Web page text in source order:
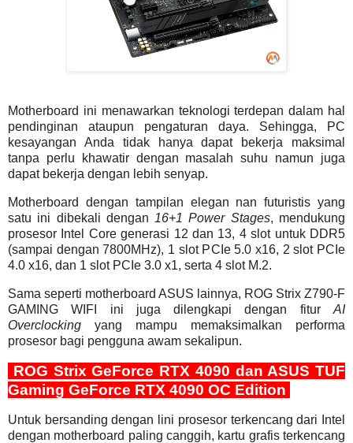
Motherboard ini menawarkan teknologi terdepan dalam hal
pendinginan ataupun pengaturan daya. Sehingga, PC
kesayangan Anda tidak hanya dapat bekerja maksimal
tanpa perlu khawatir dengan masalah suhu namun juga
dapat bekerja dengan lebih senyap.
Motherboard dengan tampilan elegan nan futuristis yang
satu ini dibekali dengan 16+1 Power Stages, mendukung
prosesor Intel Core generasi 12 dan 13, 4 slot untuk DDR5
(sampai dengan 7800MHz), 1 slot PCIe 5.0 x16, 2 slot PCIe
4.0 x16, dan 1 slot PCIe 3.0 x1, serta 4 slot M.2.
Sama seperti motherboard ASUS lainnya, ROG Strix Z790-F
GAMING WIFI ini juga dilengkapi dengan fitur AI
Overclocking yang mampu memaksimalkan performa
prosesor bagi pengguna awam sekalipun.
ROG Strix GeForce RTX 4090 dan ASUS TUF
Gaming GeForce RTX 4090 OC Edition
Untuk bersanding dengan lini prosesor terkencang dari Intel
dengan motherboard paling canggih, kartu grafis terkencang